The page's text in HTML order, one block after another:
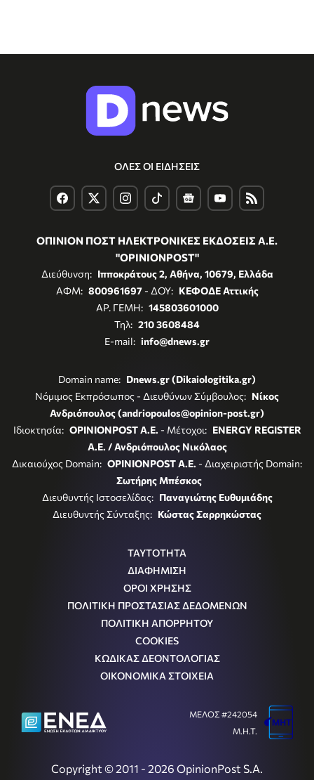
ΟΛΕΣ ΟΙ ΕΙΔΗΣΕΙΣ
ΟΠΙΝΙΟΝ ΠΟΣΤ ΗΛΕΚΤΡΟΝΙΚΕΣ ΕΚΔΟΣΕΙΣ Α.Ε.
"OPINIONPOST"
Διεύθυνση: Ιπποκράτους 2, Αθήνα, 10679, Ελλάδα
ΑΦΜ: 800961697- ΔΟΥ: ΚΕΦΟΔΕ Αττικής
ΑΡ. ΓΕΜΗ: 145803601000
Τηλ: 210 3608484
E-mail: info@dnews.gr
Domain name: Dnews.gr (Dikaiologitika.gr)
Νόμιμος Εκπρόσωπος - Διευθύνων Σύμβουλος: Νίκος
Ανδριόπουλος (andriopoulos@opinion-post.gr)
Ιδιοκτησία: OPINIONPOST A.E. - Μέτοχοι: ENERGY REGISTER
Α.Ε. / Ανδριόπουλος Νικόλαος
Δικαιούχος Domain: OPINIONPOST A.E. - Διαχειριστής Domain:
Σωτήρης Μπέσκος
Διευθυντής Ιστοσελίδας: Παναγιώτης Ευθυμιάδης
Διευθυντής Σύνταξης: Κώστας Σαρρηκώστας
ΤΑΥΤΟΤΗΤΑ
ΔΙΑΦΗΜΙΣΗ
ΟΡΟΙ ΧΡΗΣΗΣ
ΠΟΛΙΤΙΚΗ ΠΡΟΣΤΑΣΙΑΣ ΔΕΔΟΜΕΝΩΝ
ΠΟΛΙΤΙΚΗ ΑΠΟΡΡΗΤΟΥ
COOKIES
ΚΩΔΙΚΑΣ ΔΕΟΝΤΟΛΟΓΙΑΣ
ΟΙΚΟΝΟΜΙΚΑ ΣΤΟΙΧΕΙΑ
Copyright © 2011 - 2026 OpinionPost S.A.
ΜΕΛΟΣ #242054
Μ.Η.Τ.